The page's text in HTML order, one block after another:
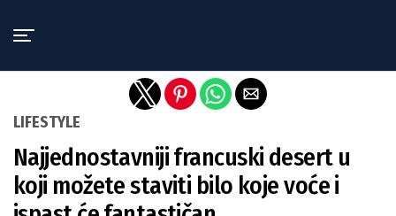
LIFESTYLE
Najjednostavniji francuski desert u
koji možete staviti bilo koje voće i